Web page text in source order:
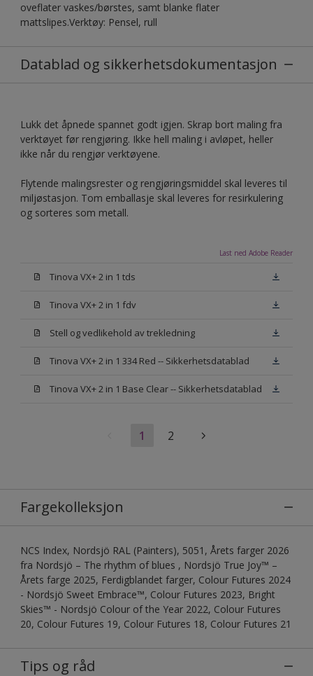
oveflater vaskes/børstes, samt blanke flater
mattslipes.Verktøy: Pensel, rull
Datablad og sikkerhetsdokumentasjon
Lukk det åpnede spannet godt igjen. Skrap bort maling fra
verktøyet før rengjøring. Ikke hell maling i avløpet, heller
ikke når du rengjør verktøyene.
Flytende malingsrester og rengjøringsmiddel skal leveres til
miljøstasjon. Tom emballasje skal leveres for resirkulering
og sorteres som metall.
Last ned Adobe Reader
Tinova VX+ 2 in 1 tds
Tinova VX+ 2 in 1 fdv
Stell og vedlikehold av trekledning
Tinova VX+ 2 in 1 334 Red -- Sikkerhetsdatablad
Tinova VX+ 2 in 1 Base Clear -- Sikkerhetsdatablad
1 2
Fargekolleksjon
NCS Index, Nordsjö RAL (Painters), 5051, Årets farger 2026
fra Nordsjö – The rhythm of blues , Nordsjö True Joy™ –
Årets farge 2025, Ferdigblandet farger, Colour Futures 2024
- Nordsjö Sweet Embrace™, Colour Futures 2023, Bright
Skies™ - Nordsjö Colour of the Year 2022, Colour Futures
20, Colour Futures 19, Colour Futures 18, Colour Futures 21
Tips og råd